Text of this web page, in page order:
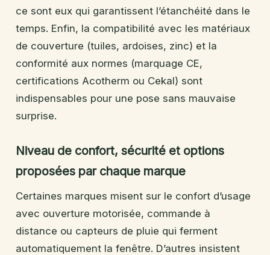
ce sont eux qui garantissent l’étanchéité dans le
temps. Enfin, la compatibilité avec les matériaux
de couverture (tuiles, ardoises, zinc) et la
conformité aux normes (marquage CE,
certifications Acotherm ou Cekal) sont
indispensables pour une pose sans mauvaise
surprise.
Niveau de confort, sécurité et options
proposées par chaque marque
Certaines marques misent sur le confort d’usage
avec ouverture motorisée, commande à
distance ou capteurs de pluie qui ferment
automatiquement la fenêtre. D’autres insistent